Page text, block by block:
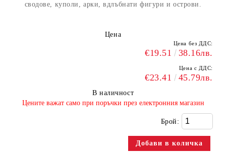
сводове, куполи, арки, вдлъбнати фигури и острови.
Цена
Цена без ДДС:
€19.51 38.16лв.
Цена с ДДС:
€23.41 45.79лв.
В наличност
​Цените важат само при поръчки през електронния магазин
Брой: